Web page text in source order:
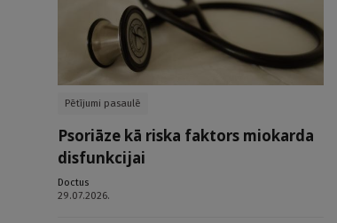
Pētījumi pasaulē
Psoriāze kā riska faktors miokarda
disfunkcijai
Doctus
29.07.2026.